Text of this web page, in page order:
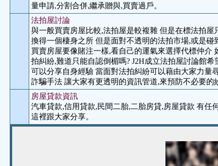
量申請,分割合併,繼承贈與,買賣過戶。
法拍屋討論
與一般買賣房屋比較,法拍屋是較複雜 但是在標法拍屋
換得一個棲身之所 但是面對不透明的法拍市場,或是碰
買賣房屋要像賭注一樣,看自己的運氣來選擇代標仲介
拍糾紛,難道只能自認倒楣嗎? J2H成立法拍屋討論館
可以分享自身經驗 當面對法拍糾紛可以藉由大家力量
詐騙手法 讓大家有更透明的資訊管道,來預防不必要的
房屋貸款資訊
汽車貸款,信用貸款,民間二胎,二胎房貸,房屋貸款 有任
這裡跟大家分享。